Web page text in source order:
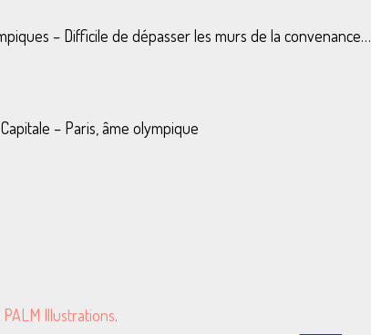
– Difficile de dépasser les murs de la convenance…
– Paris, âme olympique
PALM Illustrations.